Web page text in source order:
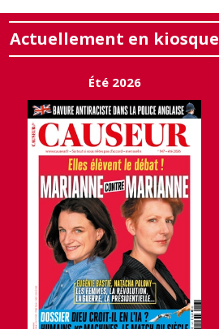
Actuellement en kiosque
Été 2026